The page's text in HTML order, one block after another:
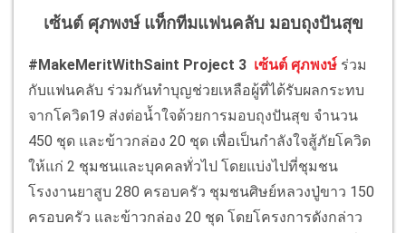
เซ้นต์ ศุภพงษ์ แท็กทีมแฟนคลับ มอบถุงปันสุข
#MakeMeritWithSaint Project 3 เซ้นต์ ศุภพงษ์ ร่วม
กับแฟนคลับ ร่วมกันทำบุญช่วยเหลือผู้ที่ได้รับผลกระทบ
จากโควิด19 ส่งต่อน้ำใจด้วยการมอบถุงปันสุข จำนวน
450 ชุด และข้าวกล่อง 20 ชุด เพื่อเป็นกำลังใจสู้ภัยโควิด
ให้แก่ 2 ชุมชนและบุคคลทั่วไป โดยแบ่งไปที่ชุมชน
โรงงานยาสูบ 280 ครอบครัว ชุมชนศิษย์หลวงปู่ขาว 150
ครอบครัว และข้าวกล่อง 20 ชุด โดยโครงการดังกล่าว